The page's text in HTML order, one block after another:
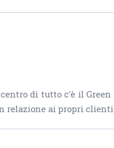
di tutto c'è il Green
relazione ai propri clienti